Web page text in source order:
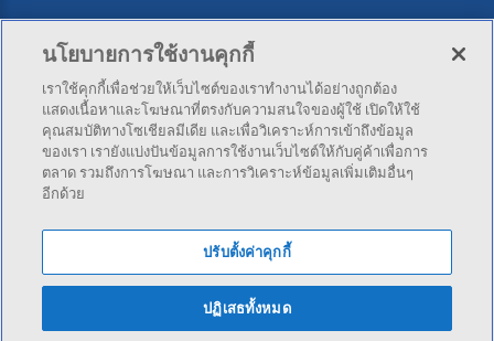
ติดต่อเรา
บริษัท ไทยพัฒนาประกันภัย จำกัด (มหาชน) สำนักงานใหญ่ 34
ซ.สุขุมวิท 4 (นานาใต้) ถ.สุขุมวิท แขวงคลองเตย เขตคลองเตย กทม.
10110
โทร:02-253-4141
นโยบายการใช้งานคุกกี้
เราใช้คุกกี้เพื่อช่วยให้เว็บไซต์ของเราทำงานได้อย่างถูกต้อง
แสดงเนื้อหาและโฆษณาที่ตรงกับความสนใจของผู้ใช้ เปิดให้ใช้
คุณสมบัติทางโซเชียลมีเดีย และเพื่อวิเคราะห์การเข้าถึงข้อมูล
ของเรา เรายังแบ่งปันข้อมูลการใช้งานเว็บไซต์ให้กับคู่ค้าเพื่อการ
ตลาด รวมถึงการโฆษณา และการวิเคราะห์ข้อมูลเพิ่มเติมอื่นๆ
อีกด้วย
ปรับตั้งค่าคุกกี้
ปฏิเสธทั้งหมด